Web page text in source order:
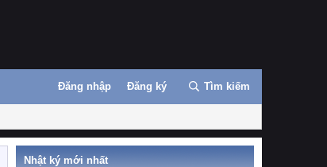
Đăng nhập Đăng ký Tìm kiếm
Nhật ký mới nhất